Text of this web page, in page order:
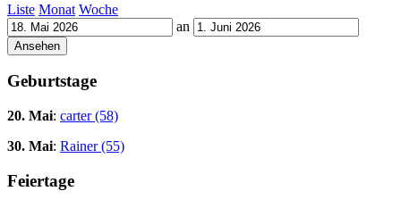
Liste Monat Woche
an
Geburtstage
20. Mai: carter (58)
30. Mai: Rainer (55)
Feiertage